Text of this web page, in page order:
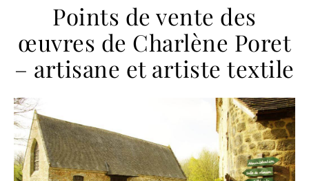
Points de vente des
œuvres de Charlène Poret
– artisane et artiste textile